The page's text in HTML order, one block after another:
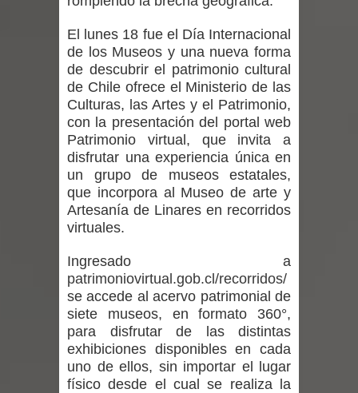
intercambio musical y pedagógico
con comunidades escolares
Alta positividad en influenza hace que
expertos reiteren llamado a
vacunarse
Mario Meza endurece críticas contra
ministra de Salud por dejar fuera a
Seremi de Desarrollo Social y Familia
mantiene despliegue para apoyar a
emergencia.
El
lunes 18 fue el Día Internacional
de los Museos y una nueva forma
de descubrir el patrimonio cultural
de Chile ofrece el Ministerio de las
Culturas, las Artes y el Patrimonio,
con la presentación del portal web
Patrimonio virtual, que invita a
disfrutar una experiencia única en
un grupo de museos estatales,
que incorpora al Museo de arte y
Artesanía de Linares en recorridos
virtuales.
Ingresado a
patrimoniovirtual.gob.cl/recorridos/
se accede al acervo patrimonial de
siete museos, en formato 360°,
para disfrutar de las distintas
exhibiciones disponibles en cada
uno de ellos, sin importar el lugar
físico desde el cual se realiza la